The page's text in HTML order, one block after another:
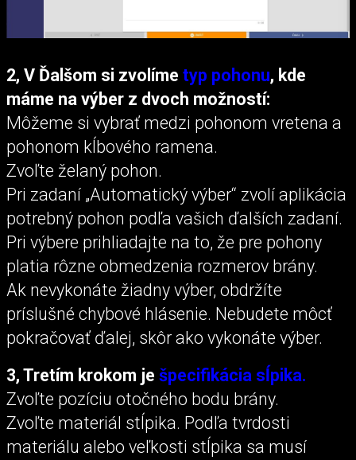
2, V Ďalšom si zvolíme typ pohonu, kde
máme na výber z dvoch možností:
Môžeme si vybrať medzi pohonom vretena a
pohonom kĺbového ramena.
Zvoľte želaný pohon.
Pri zadaní „Automatický výber“ zvolí aplikácia
potrebný pohon podľa vašich ďalších zadaní.
Pri výbere prihliadajte na to, že pre pohony
platia rôzne obmedzenia rozmerov brány.
Ak nevykonáte žiadny výber, obdržíte
príslušné chybové hlásenie. Nebudete môcť
pokračovať ďalej, skôr ako vykonáte výber.
3, Tretím krokom je špecifikácia sĺpika.
Zvoľte pozíciu otočného bodu brány.
Zvoľte materiál stĺpika. Podľa tvrdosti
materiálu alebo veľkosti stĺpika sa musí